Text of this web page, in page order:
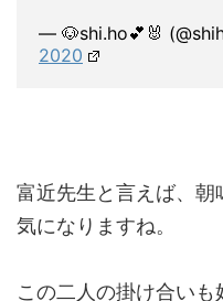
— 🐶shi.ho💕🐰
2020
富近先生と言えば、朝
気になりますね。
この二人の掛け合いも